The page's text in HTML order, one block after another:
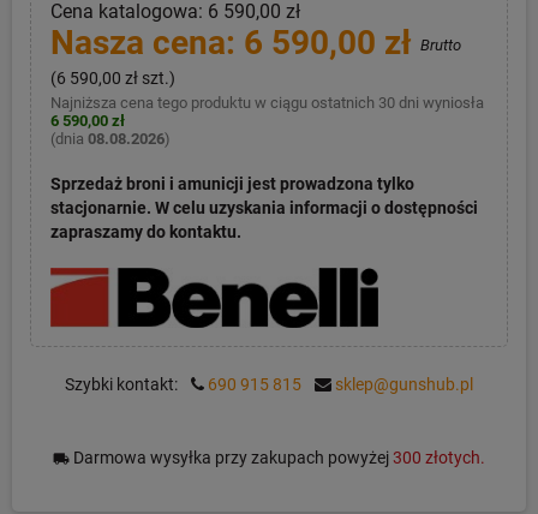
Cena katalogowa: 6 590,00 zł
Nasza cena: 6 590,00 zł Brutto
(6 590,00 zł szt.)
Najniższa cena tego produktu w ciągu ostatnich 30 dni wyniosła
6 590,00 zł
(dnia 08.08.2026)
Sprzedaż broni i amunicji jest prowadzona tylko
stacjonarnie. W celu uzyskania informacji o dostępności
zapraszamy do kontaktu.
Szybki kontakt: 690 915 815 sklep@gunshub.pl
local_shipping Darmowa wysyłka przy zakupach powyżej300 złotych.